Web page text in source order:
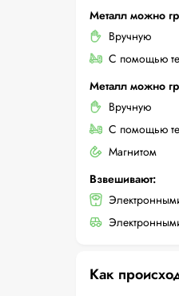
Металл можно
Вручную
С помощью
Металл можно
Вручную
С помощью
Магнитом
Взвешивают:
Как